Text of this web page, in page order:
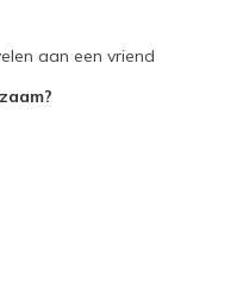
aan een vriend